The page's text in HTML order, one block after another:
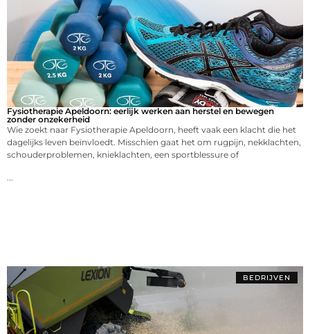
Fysiotherapie Apeldoorn: eerlijk werken aan herstel en bewegen
zonder onzekerheid
Wie zoekt naar Fysiotherapie Apeldoorn, heeft vaak een klacht die het
dagelijks leven beïnvloedt. Misschien gaat het om rugpijn, nekklachten,
schouderproblemen, knieklachten, een sportblessure of
BEDRIJVEN